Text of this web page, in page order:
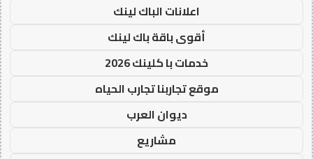
اعلانات الباك لينك
أقوى باقة باك لينك
خدمات با كلينك 2026
موقع تجاربنا تجارب الحياه
ديوان العرب
مشاريع